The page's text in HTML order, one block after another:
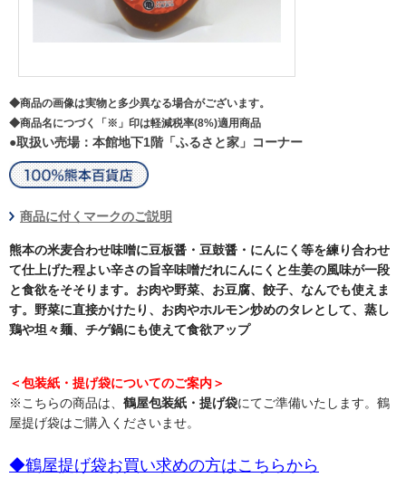
◆商品の画像は実物と多少異なる場合がございます。
◆商品名につづく「※」印は軽減税率(8%)適用商品
●取扱い売場：本館地下1階「ふるさと家」コーナー
商品に付くマークのご説明
熊本の米麦合わせ味噌に豆板醤・豆鼓醤・にんにく等を練り合わせ
て仕上げた程よい辛さの旨辛味噌だれにんにくと生姜の風味が一段
と食欲をそそります。お肉や野菜、お豆腐、餃子、なんでも使えま
す。野菜に直接かけたり、お肉やホルモン炒めのタレとして、蒸し
鶏や坦々麺、チゲ鍋にも使えて食欲アップ
＜包装紙・提げ袋についてのご案内＞
※こちらの商品は、 鶴屋包装紙・提げ袋にてご準備いたします。鶴
屋提げ袋はご購入くださいませ。
◆鶴屋提げ袋お買い求めの方はこちらから